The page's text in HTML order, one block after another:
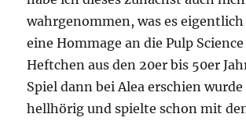
wahrgenommen, was es
eine Hommage an die Pulp
Heftchen aus den 20er bis 50er
Spiel dann bei Alea erschien wurde
hellhörig und spielte schon mit